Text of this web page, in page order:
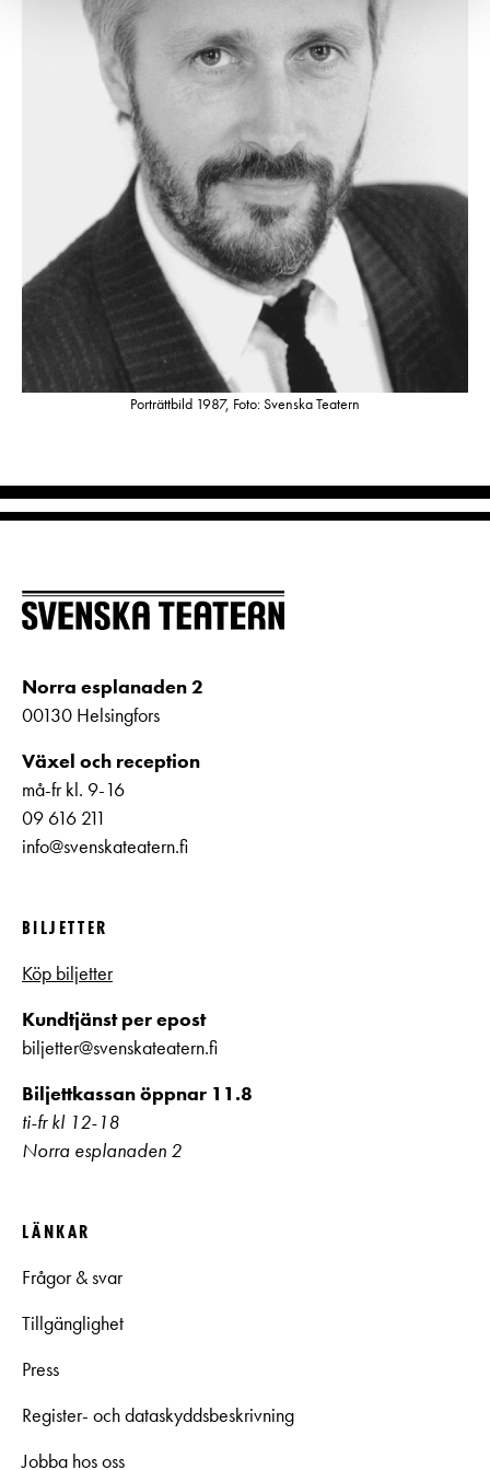
Porträttbild 1987, Foto: Svenska Teatern
Norra esplanaden 2
00130 Helsingfors
Växel och reception
må-fr kl. 9-16
09 616 211
info@svenskateatern.fi
BILJETTER
Köp biljetter
Kundtjänst per epost
biljetter@svenskateatern.fi
Biljettkassan öppnar 11.8
ti-fr kl 12-18
Norra esplanaden 2
LÄNKAR
Frågor & svar
Tillgänglighet
Press
Register- och dataskyddsbeskrivning
Jobba hos oss